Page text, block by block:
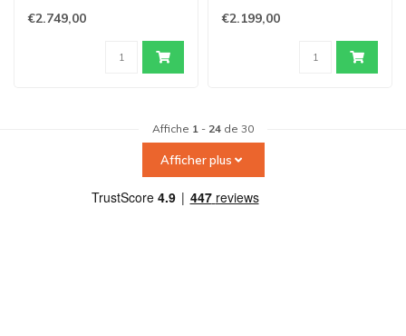
€2.749,00 €2.199,00
Affiche 1 - 24 de 30
Afficher plus